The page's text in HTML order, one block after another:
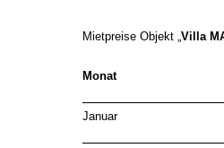
Mietpreise Objekt Villa
Monat
Januar